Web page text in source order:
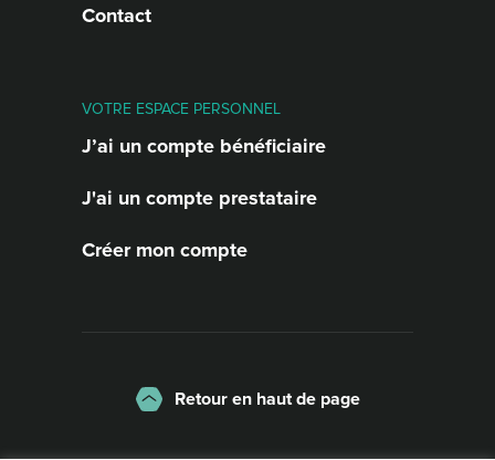
Contact
VOTRE ESPACE PERSONNEL
J’ai un compte bénéficiaire
J'ai un compte prestataire
Créer mon compte
Retour en haut de page